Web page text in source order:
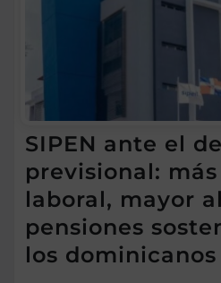
SIPEN ante el
previsional:
laboral, mayor
pensiones
los dominicanos